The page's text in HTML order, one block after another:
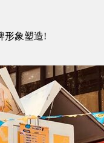
形象塑造!